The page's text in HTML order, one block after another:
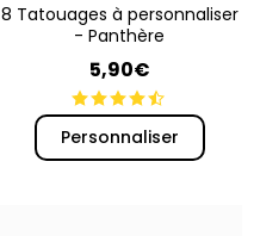
8 Tatouages à personnaliser
- Panthère
5,90€
Personnaliser